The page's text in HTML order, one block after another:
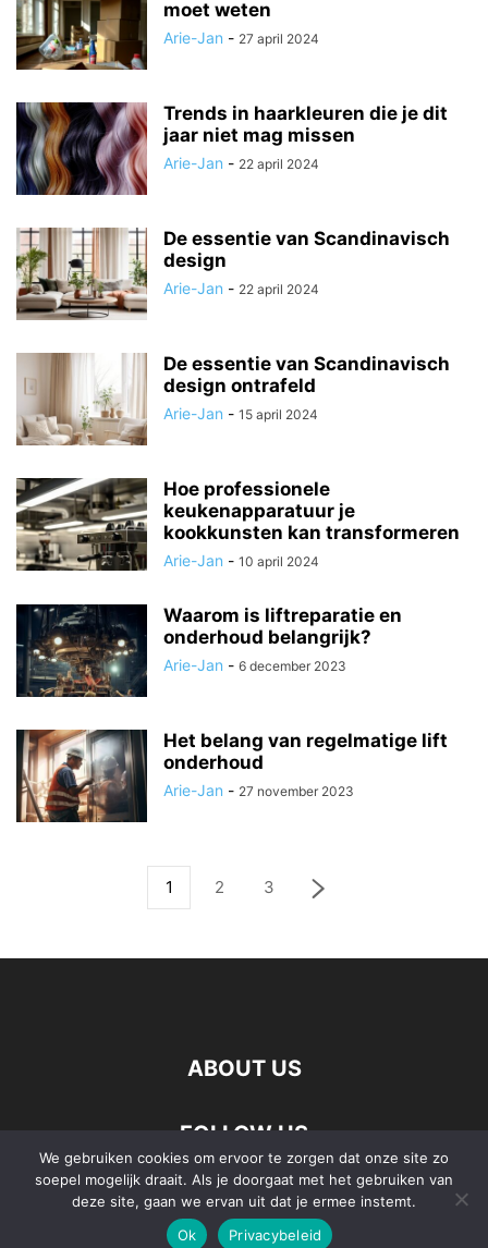
moet weten
Arie-Jan - 27 april 2024
Trends in haarkleuren die je dit
jaar niet mag missen
Arie-Jan - 22 april 2024
De essentie van Scandinavisch
design
Arie-Jan - 22 april 2024
De essentie van Scandinavisch
design ontrafeld
Arie-Jan - 15 april 2024
Hoe professionele
keukenapparatuur je
kookkunsten kan transformeren
Arie-Jan - 10 april 2024
Waarom is liftreparatie en
onderhoud belangrijk?
Arie-Jan - 6 december 2023
Het belang van regelmatige lift
onderhoud
Arie-Jan - 27 november 2023
1 2 3
ABOUT US
FOLLOW US
©
We gebruiken cookies om ervoor te zorgen dat onze site zo
soepel mogelijk draait. Als je doorgaat met het gebruiken van
deze site, gaan we ervan uit dat je ermee instemt.
Ok
Privacybeleid